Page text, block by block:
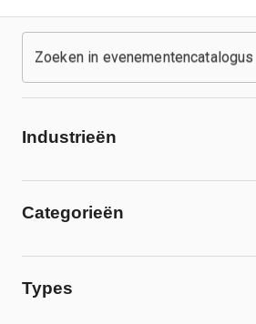
Zoeken in evenementencatalogus
Industrieën
Categorieën
Types